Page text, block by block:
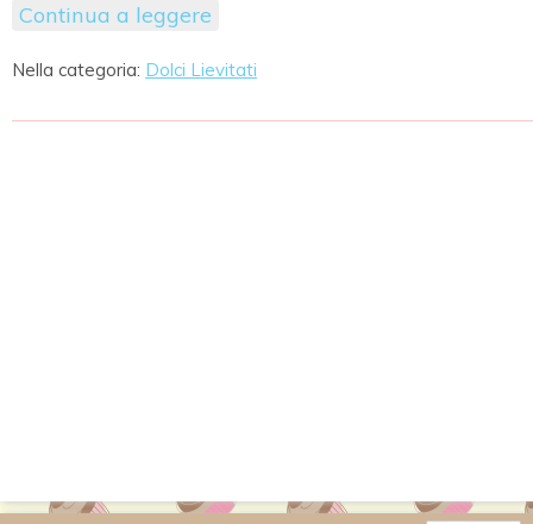
Continua a leggere
Nella categoria: Dolci Lievitati